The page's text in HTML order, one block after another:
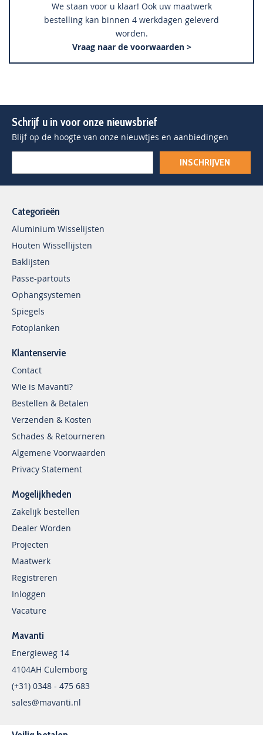
We staan voor u klaar! Ook uw maatwerk
bestelling kan binnen 4 werkdagen geleverd
worden.
Vraag naar de voorwaarden >
Schrijf u in voor onze nieuwsbrief
Blijf op de hoogte van onze nieuwtjes en aanbiedingen
INSCHRIJVEN
Categorieën
Aluminium Wisselijsten
Houten Wissellijsten
Baklijsten
Passe-partouts
Ophangsystemen
Spiegels
Fotoplanken
Klantenservie
Contact
Wie is Mavanti?
Bestellen & Betalen
Verzenden & Kosten
Schades & Retourneren
Algemene Voorwaarden
Privacy Statement
Mogelijkheden
Zakelijk bestellen
Dealer Worden
Projecten
Maatwerk
Registreren
Inloggen
Vacature
Mavanti
Energieweg 14
4104AH Culemborg
(+31) 0348 - 475 683
sales@mavanti.nl